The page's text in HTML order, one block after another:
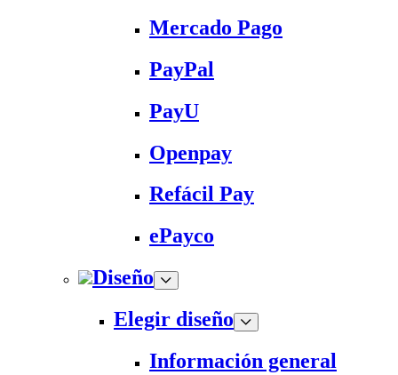
Mercado Pago
PayPal
PayU
Openpay
Refácil Pay
ePayco
Diseño
Elegir diseño
Información general